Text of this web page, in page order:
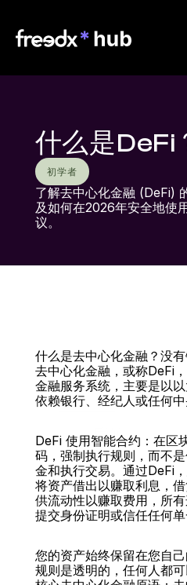
什么是DeFi
初学者
了解去中心化金融 (DeFi)
及如何在2026年安全地使
议。
后面
什么是去中心化金融？没
去中心化金融，或称DeFi
金融服务系统，主要是以
依赖银行、经纪人或任何中
DeFi 使用智能合约：在区
码，强制执行规则，而不
金和执行交易。通过DeFi
将资产借出以赚取利息，
供流动性以赚取费用，所有
提交身份证明或信任任何单
您的资产始终保留在您自
规则是透明的，任何人都可